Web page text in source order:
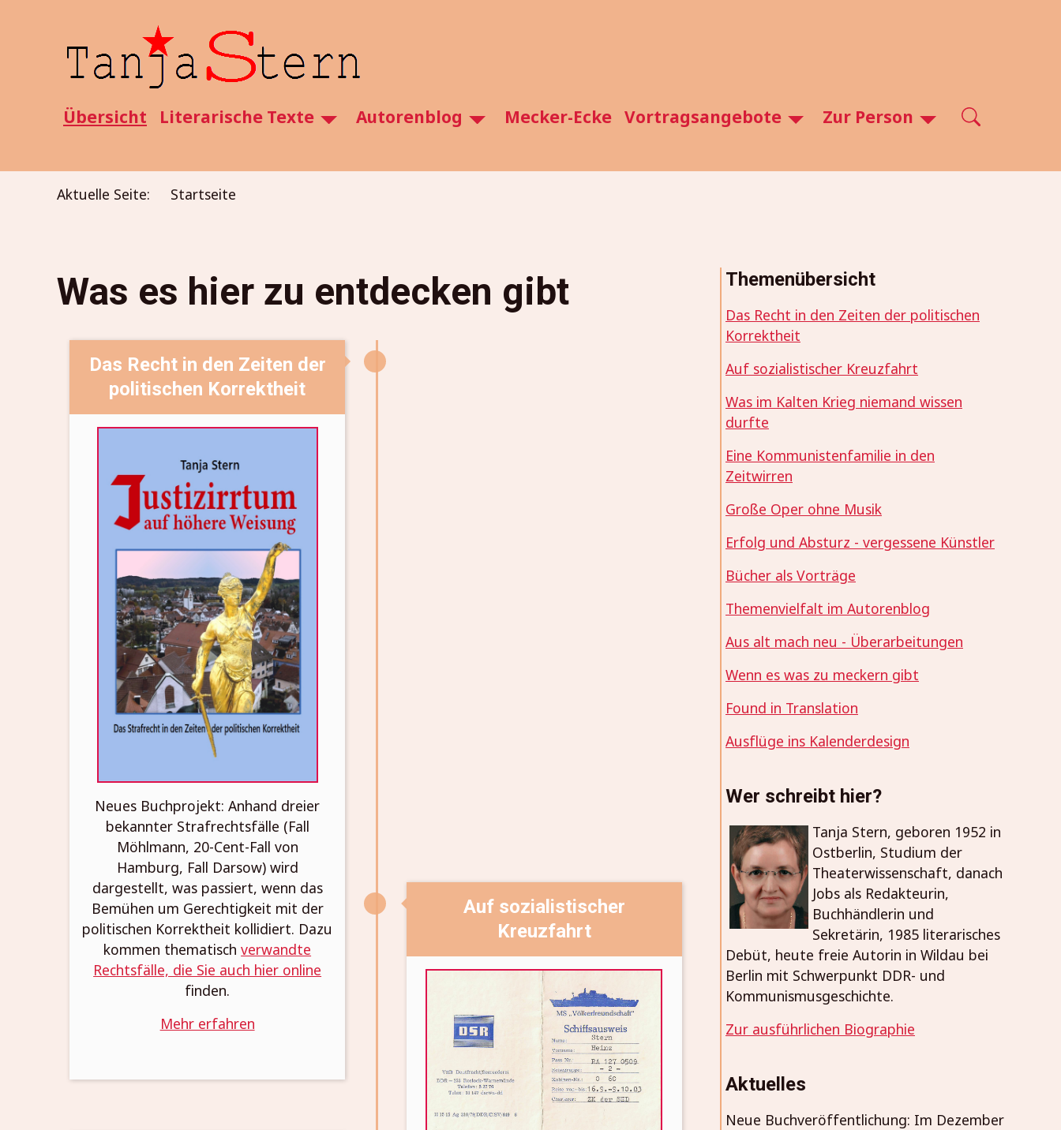
SKIP TO MAIN CONTENT
Übersicht Literarische Texte Autorenblog Mecker-Ecke Vortragsangebote Zur Person
Aktuelle Seite: Startseite
Was es hier zu entdecken gibt
Das Recht in den Zeiten der
politischen Korrektheit
Neues Buchprojekt: Anhand dreier
bekannter Strafrechtsfälle (Fall
Möhlmann, 20-Cent-Fall von
Hamburg, Fall Darsow) wird
dargestellt, was passiert, wenn das
Bemühen um Gerechtigkeit mit der
politischen Korrektheit kollidiert. Dazu
kommen thematischverwandte
Rechtsfälle, die Sie auch hier online
finden.
Mehr erfahren
Auf sozialistischer
Kreuzfahrt
Themenübersicht
Das Recht in den Zeiten der politischen
Korrektheit
Auf sozialistischer Kreuzfahrt
Was im Kalten Krieg niemand wissen
durfte
Eine Kommunistenfamilie in den
Zeitwirren
Große Oper ohne Musik
Erfolg und Absturz - vergessene Künstler
Bücher als Vorträge
Themenvielfalt im Autorenblog
Aus alt mach neu - Überarbeitungen
Wenn es was zu meckern gibt
Found in Translation
Ausflüge ins Kalenderdesign
Wer schreibt hier?
Tanja Stern, geboren 1952 in
Ostberlin, Studium der
Theaterwissenschaft, danach
Jobs als Redakteurin,
Buchhändlerin und
Sekretärin, 1985 literarisches
Debüt, heute freie Autorin in Wildau bei
Berlin mit Schwerpunkt DDR- und
Kommunismusgeschichte.
Zur ausführlichen Biographie
Aktuelles
Neue Buchveröffentlichung: Im Dezember